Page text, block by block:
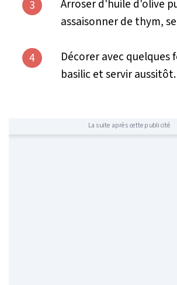
3
Arroser d'huile d'olive
assaisonner de thym,
4
Décorer avec quelques
basilic et servir aussitôt.
La suite après cette publicité